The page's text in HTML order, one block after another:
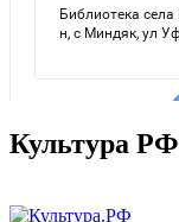
Культура РФ